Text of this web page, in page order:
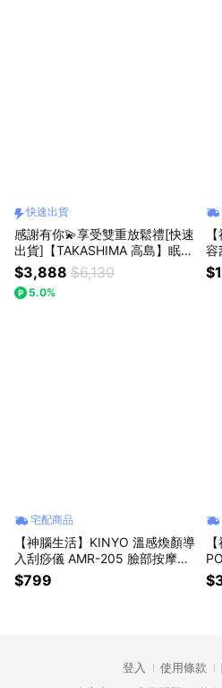
快速出貨
感謝有你💫享受雙重放鬆禮[快速
出貨]【TAKASHIMA 高島】眠眠
兵 按摩眼罩M-2209A+愛舒服按
摩枕M-6520(生日禮物/獅子座
禮物/舒壓/父親節禮物)
$3,888 $6,130
5.0%
容
皮
宅配商品
【神腦生活】KINYO 溫感煥顏導
入刮痧儀 AMR-205 臉部按摩器
皮膚SPA保養 恆溫熱敷
$799
電
登入 使用條款